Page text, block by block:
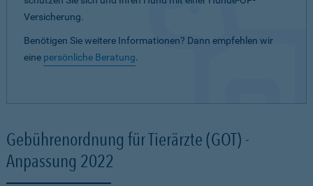
Versicherung.
Benötigen Sie weitere Informationen? Dann empfehlen wir
eine persönliche Beratung.
Gebührenordnung für Tierärzte (GOT) -
Anpassung 2022